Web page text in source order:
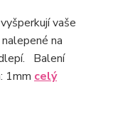
vaše
na
Balení
1mm celý